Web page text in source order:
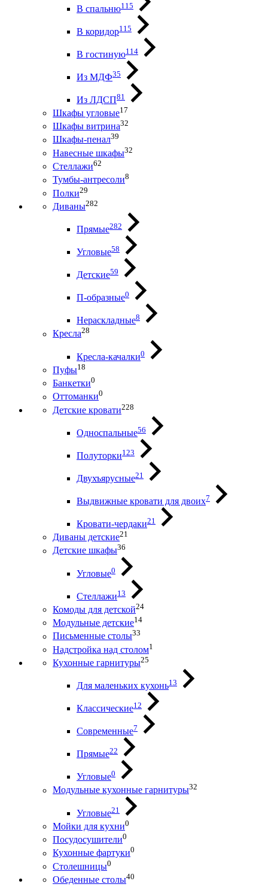
В спальню115
В коридор115
В гостиную114
Из МДФ35
Из ЛДСП81
Шкафы угловые17
Шкафы витрина32
Шкафы-пенал39
Навесные шкафы32
Стеллажи62
Тумбы-антресоли8
Полки29
Диваны282
Прямые282
Угловые58
Детские59
П-образные0
Нераскладные8
Кресла28
Кресла-качалки0
Пуфы18
Банкетки0
Оттоманки0
Детские кровати228
Односпальные56
Полуторки123
Двухъярусные21
Выдвижные кровати для двоих7
Кровати-чердаки21
Диваны детские21
Детские шкафы36
Угловые0
Стеллажи13
Комоды для детской24
Модульные детские14
Письменные столы33
Надстройка над столом1
Кухонные гарнитуры25
Для маленьких кухонь13
Классические12
Современные7
Прямые22
Угловые0
Модульные кухонные гарнитуры32
Угловые21
Мойки для кухни0
Посудосушители0
Кухонные фартуки0
Столешницы0
Обеденные столы40